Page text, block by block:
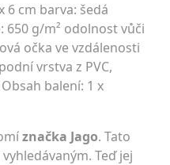
6 cm barva: šedá
g/m² odolnost vůči
očka ve vzdálenosti
vrstva z PVC,
balení: 1 x
značka Jago. Tato
Teď jej